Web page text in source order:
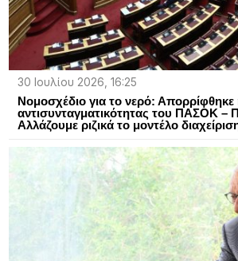
30 Ιουλίου 2026, 16:25
Νομοσχέδιο για το νερό:
αντισυνταγματικότητας του ΠΑΣΟΚ –
Αλλάζουμε ριζικά το μοντέλο